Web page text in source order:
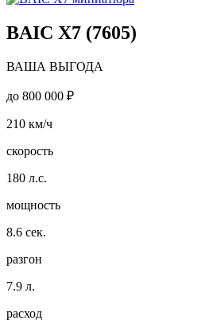
BAIC X7 (7605)
ВАША ВЫГОДА
до 800 000 ₽
210 км/ч
скорость
180 л.с.
мощность
8.6 сек.
разгон
7.9 л.
расход